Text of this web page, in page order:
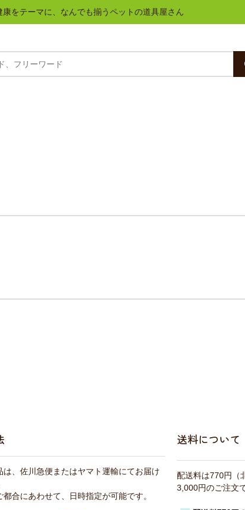
をテーマに、なんでも揃うペットの道具屋さん
は、佐川急便またはヤマト運輸にてお届け
都合にあわせて、日時指定が可能です。
送料について
配送料は770円（
3,000円のご注文